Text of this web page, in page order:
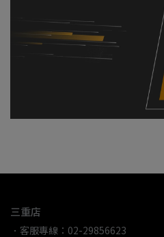
三重店
．客服專線：02-29856623